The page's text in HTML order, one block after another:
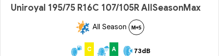
Uniroyal 195/75 R16C 107/105R AllSeasonMax
All Season
C A 73dB